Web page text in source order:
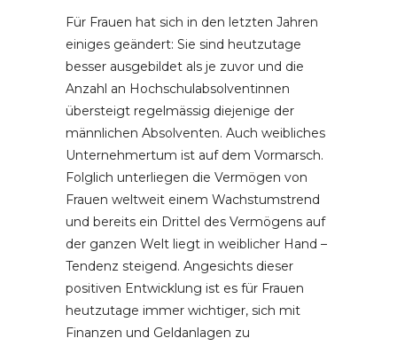
Für Frauen hat sich in den letzten Jahren
einiges geändert: Sie sind heutzutage
besser ausgebildet als je zuvor und die
Anzahl an Hochschulabsolventinnen
übersteigt regelmässig diejenige der
männlichen Absolventen. Auch weibliches
Unternehmertum ist auf dem Vormarsch.
Folglich unterliegen die Vermögen von
Frauen weltweit einem Wachstumstrend
und bereits ein Drittel des Vermögens auf
der ganzen Welt liegt in weiblicher Hand –
Tendenz steigend. Angesichts dieser
positiven Entwicklung ist es für Frauen
heutzutage immer wichtiger, sich mit
Finanzen und Geldanlagen zu